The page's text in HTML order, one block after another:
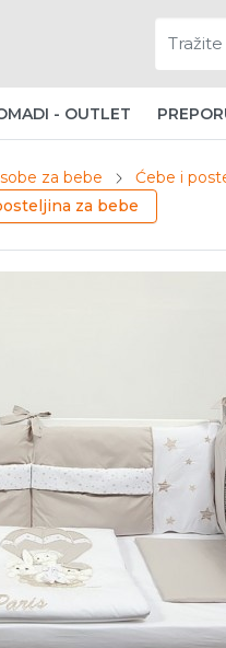
- OUTLET
za bebe Ćebe i
za bebe